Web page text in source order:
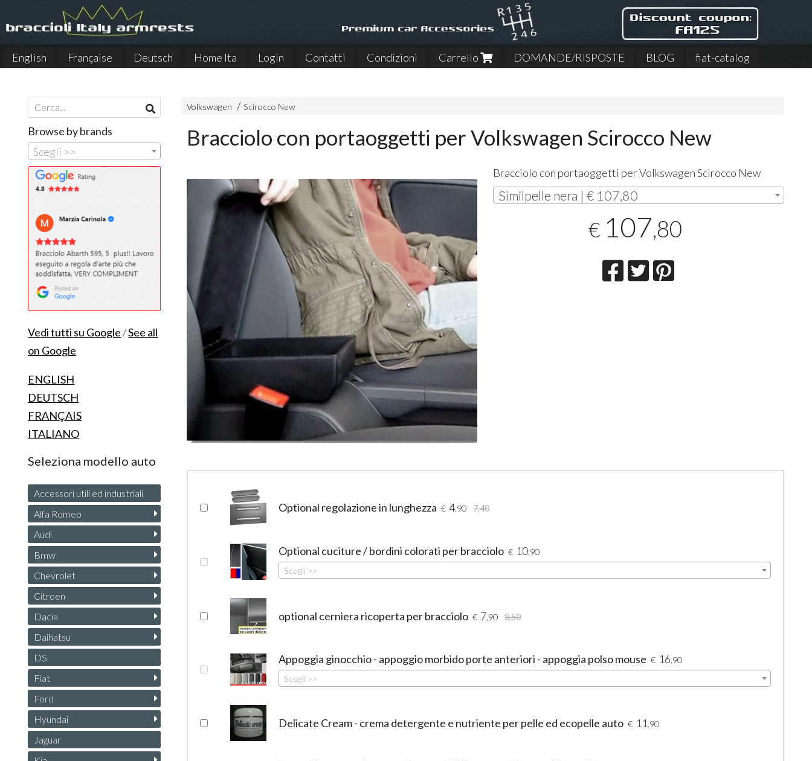
English Française Deutsch Home Ita Login Contatti Condizioni Carrello DOMANDE/RISPOSTE BLOG
fiat-catalog
Volkswagen Scirocco New
Bracciolo con portaoggetti per Volkswagen Scirocco New
Bracciolo con portaoggetti per Volkswagen Scirocco New
Similpelle nera | € 107,80
€ 107,80
Optional regolazione in lunghezza € 4,90 7,40
Optional cuciture / bordini colorati per bracciolo € 10 ,90
Scegli >>
optional cerniera ricoperta per bracciolo € 7 ,90 8,50
Appoggia ginocchio - appoggio morbido porte anteriori - appoggia polso mouse € 16 ,90
Scegli >>
Delicate Cream - crema detergente e nutriente per pelle ed ecopelle auto € 11 ,90
Browse by brands
Scegli >>
Vedi tutti su Google/See all
on Google
ENGLISH
DEUTSCH
FRANÇAIS
ITALIANO
Seleziona modello auto
Accessori utili ed industriali
Alfa Romeo
Audi
Bmw
Chevrolet
Citroen
Dacia
Daihatsu
DS
Fiat
Ford
Hyundai
Jaguar